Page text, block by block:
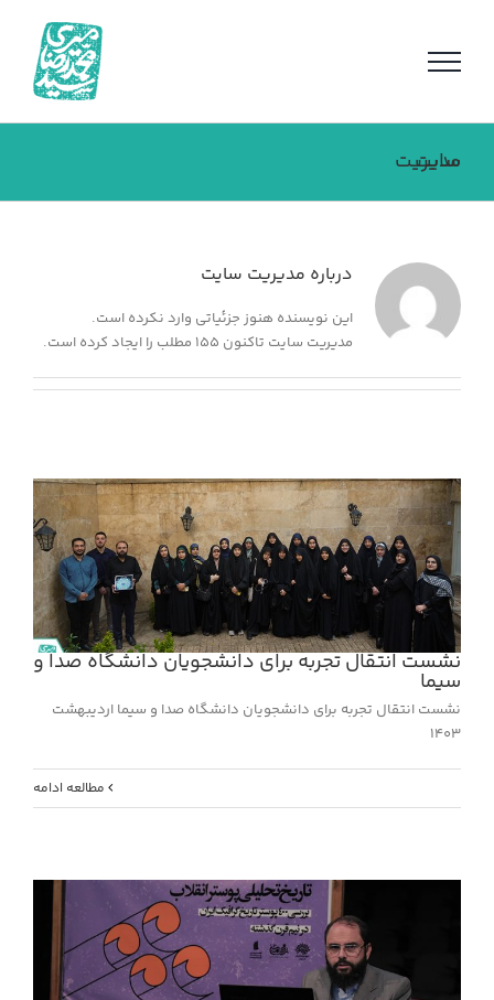
مدیریت سایت
درباره مدیریت سایت
این نویسنده هنوز جزئیاتی وارد نکرده است.
مدیریت سایت تاکنون 155 مطلب را ایجاد کرده است.
نشست انتقال تجربه برای دانشجویان دانشگاه صدا و
سیما
نشست انتقال تجربه برای دانشجویان دانشگاه صدا و سیما اردیبهشت
1403
مطالعه ادامه